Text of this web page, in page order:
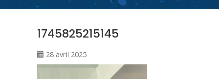
1745825215145
28 avril 2025